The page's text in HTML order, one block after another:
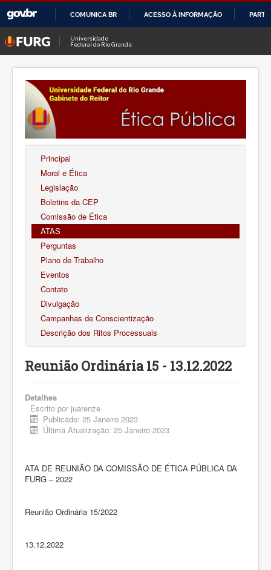
O
CONTEÚDO
COMUNICA BR ACESSO À INFORMAÇÃO
Universidade
Federal do Rio Grande
Principal
Moral e Ética
Legislação
Boletins da CEP
Comissão de Ética
ATAS
Perguntas
Plano de Trabalho
Eventos
Contato
Divulgação
Campanhas de Conscientização
Descrição dos Ritos Processuais
Reunião Ordinária 15 - 13.12.2022
Detalhes
Escrito por juarenze
Publicado: 25 Janeiro 2023
Última Atualização: 25 Janeiro 2023
ATA DE REUNIÃO DA COMISSÃO DE ÉTICA PÚBLICA DA
FURG – 2022
Reunião Ordinária 15/2022
13.12.2022